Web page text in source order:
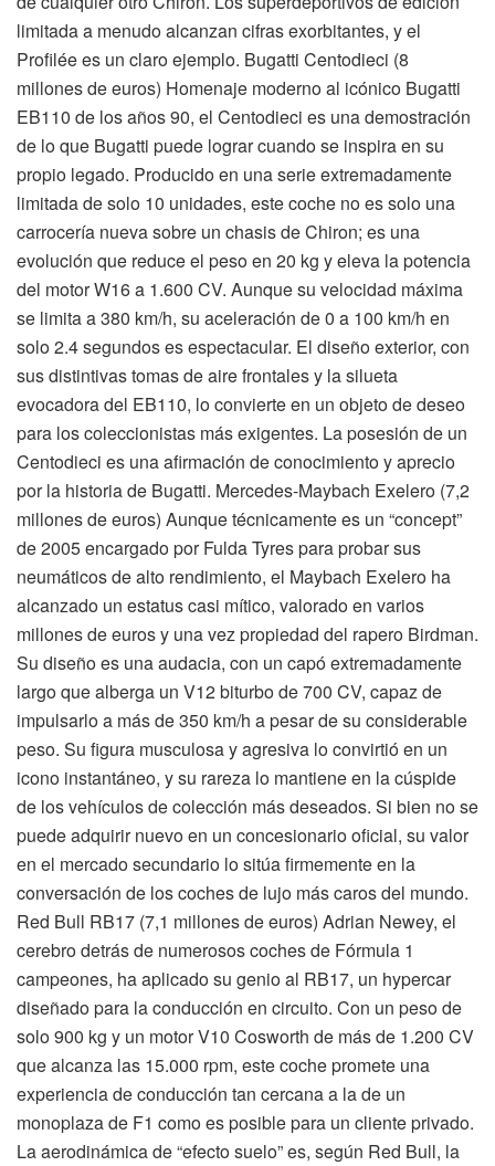
limitada a menudo alcanzan cifras exorbitantes, y el
Profilée es un claro ejemplo. Bugatti Centodieci (8
millones de euros) Homenaje moderno al icónico Bugatti
EB110 de los años 90, el Centodieci es una demostración
de lo que Bugatti puede lograr cuando se inspira en su
propio legado. Producido en una serie extremadamente
limitada de solo 10 unidades, este coche no es solo una
carrocería nueva sobre un chasis de Chiron; es una
evolución que reduce el peso en 20 kg y eleva la potencia
del motor W16 a 1.600 CV. Aunque su velocidad máxima
se limita a 380 km/h, su aceleración de 0 a 100 km/h en
solo 2.4 segundos es espectacular. El diseño exterior, con
sus distintivas tomas de aire frontales y la silueta
evocadora del EB110, lo convierte en un objeto de deseo
para los coleccionistas más exigentes. La posesión de un
Centodieci es una afirmación de conocimiento y aprecio
por la historia de Bugatti. Mercedes-Maybach Exelero (7,2
millones de euros) Aunque técnicamente es un “concept”
de 2005 encargado por Fulda Tyres para probar sus
neumáticos de alto rendimiento, el Maybach Exelero ha
alcanzado un estatus casi mítico, valorado en varios
millones de euros y una vez propiedad del rapero Birdman.
Su diseño es una audacia, con un capó extremadamente
largo que alberga un V12 biturbo de 700 CV, capaz de
impulsarlo a más de 350 km/h a pesar de su considerable
peso. Su figura musculosa y agresiva lo convirtió en un
icono instantáneo, y su rareza lo mantiene en la cúspide
de los vehículos de colección más deseados. Si bien no se
puede adquirir nuevo en un concesionario oficial, su valor
en el mercado secundario lo sitúa firmemente en la
conversación de los coches de lujo más caros del mundo.
Red Bull RB17 (7,1 millones de euros) Adrian Newey, el
cerebro detrás de numerosos coches de Fórmula 1
campeones, ha aplicado su genio al RB17, un hypercar
diseñado para la conducción en circuito. Con un peso de
solo 900 kg y un motor V10 Cosworth de más de 1.200 CV
que alcanza las 15.000 rpm, este coche promete una
experiencia de conducción tan cercana a la de un
monoplaza de F1 como es posible para un cliente privado.
La aerodinámica de “efecto suelo” es, según Red Bull, la